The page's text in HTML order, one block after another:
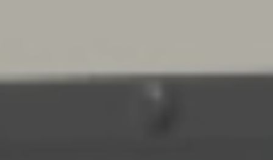
Bica Model 950 Affaldssortering 2×65 +